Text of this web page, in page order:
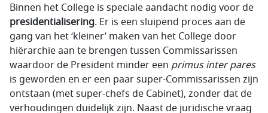
Binnen het College is speciale aandacht nodig voor de
presidentialisering. Er is een sluipend proces aan de
gang van het ‘kleiner’ maken van het College door
hiërarchie aan te brengen tussen Commissarissen
waardoor de President minder een primus inter pares
is geworden en er een paar super-Commissarissen zijn
ontstaan (met super-chefs de Cabinet), zonder dat de
verhoudingen duidelijk zijn. Naast de juridische vraag